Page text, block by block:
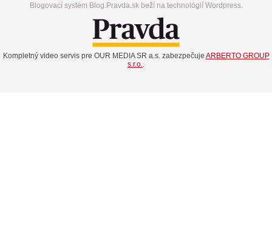
Blogovací systém Blog.Pravda.sk beží na technológií Wordpress.
Kompletný video servis pre OUR MEDIA SR a.s. zabezpečuje ARBERTO GROUP
s.r.o.